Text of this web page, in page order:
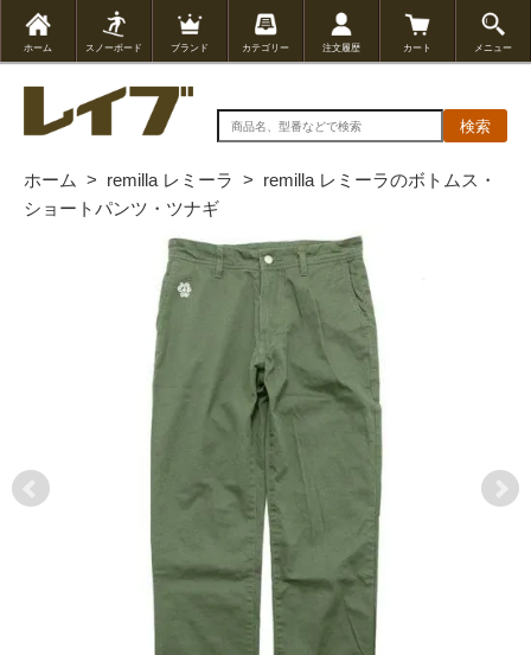
ホーム スノーボード ブランド カテゴリー 注文履歴 カート メニュー
検索
ホーム > remilla レミーラ > remilla レミーラのボトムス・
ショートパンツ・ツナギ